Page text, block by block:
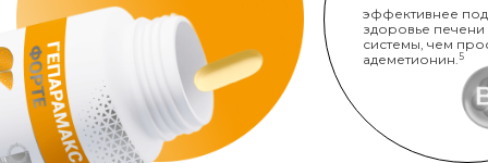
эффективнее
здоровье печени
системы, чем
адеметионин. 5